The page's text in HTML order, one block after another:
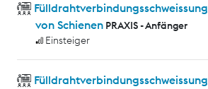
Fülldrahtverbindungsschweissung
von Schienen PRAXIS - Anfänger
Einsteiger
Fülldrahtverbindungsschweissung